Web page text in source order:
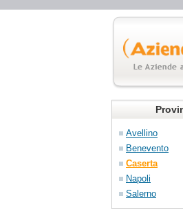
Avellino
Benevento
Caserta
Napoli
Salerno